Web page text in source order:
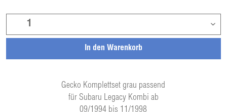
Gecko Komplettset grau passend
für Subaru Legacy Kombi ab
09/1994 bis 11/1998
In den Warenkorb